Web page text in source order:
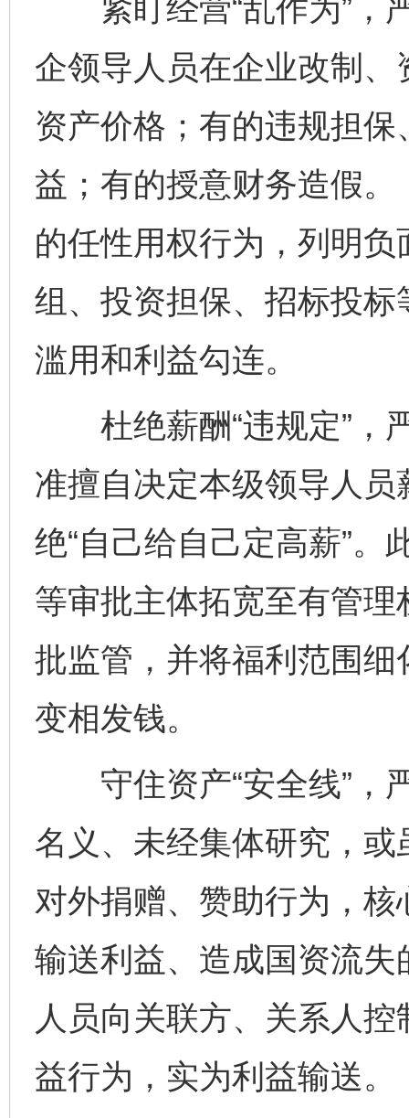
紧盯经营“乱作为”，
企领导人员在企业改制
资产价格；有的违规担
益；有的授意财务造假
的任性用权行为，列明
组、投资担保、招标投
滥用和利益勾连。
杜绝薪酬“违规定”，
准擅自决定本级领导人
绝“自己给自己定高薪”。
等审批主体拓宽至有管
批监管，并将福利范围
变相发钱。
守住资产“安全线”，
名义、未经集体研究，
对外捐赠、赞助行为，
输送利益、造成国资流
人员向关联方、关系人控
益行为，实为利益输送